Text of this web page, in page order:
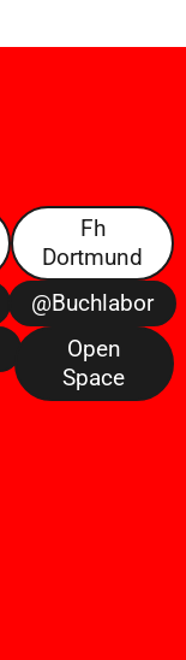
Fh
Dortmund
@buchlabor
Open
Space